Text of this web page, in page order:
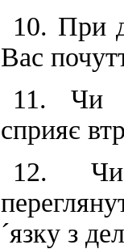
10. При
Вас
11. Чи
сприяє
12. Чи
´язку з